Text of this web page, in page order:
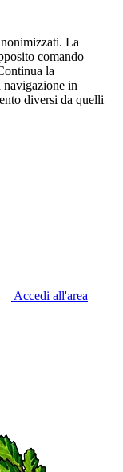
La
comando
la
in
diversi da quelli
Accedi all'area